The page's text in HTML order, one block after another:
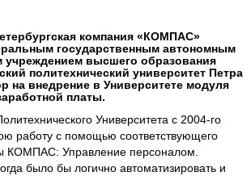
компания «КОМПАС»
государственным автономным
учреждением высшего образования
политехнический университет Петра
на внедрение в Университете модуля
платы.
Университета с 2004-го
работу с помощью соответствующего
КОМПАС: Управление персоналом.
было бы логично автоматизировать и